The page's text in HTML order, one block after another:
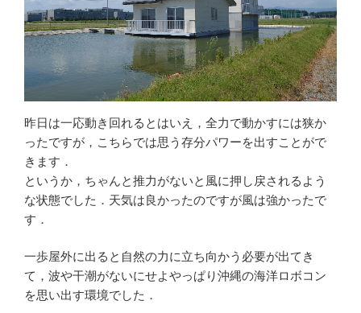
昨日は一応動き回れるとはいえ，全力で動かすには狭か
ったですが，こちらでは思う存分パワーを出すことがで
きます．
というか，ちゃんと推力がないと風に押し戻されるよう
な状態でした．天気は良かったのですが風は強かったで
す．
一歩屋外に出ると自然の力に立ち向かう必要が出てき
て，波や干潮がないにせよやっぱり沖縄の海洋ロボコン
を思い出す環境でした．